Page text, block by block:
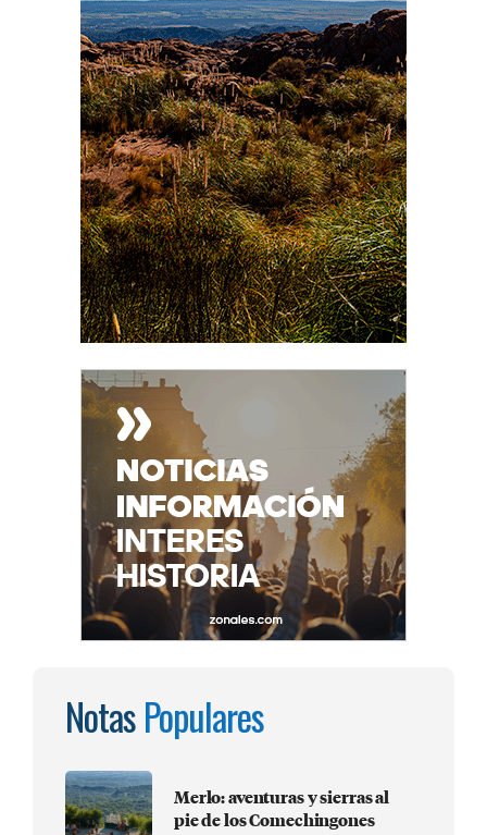
NotasPopulares
Merlo: aventuras y sierras al
pie de los Comechingones